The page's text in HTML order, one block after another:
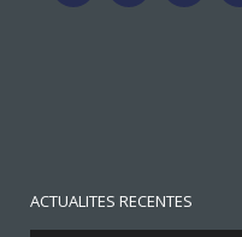
ACTUALITES RECENTES